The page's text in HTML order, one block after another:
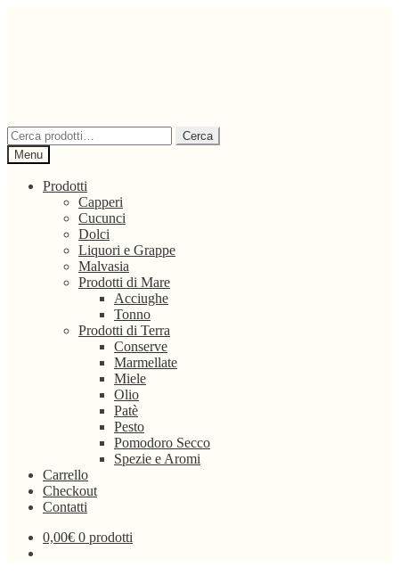
Cerca:
Cerca
Menu
Prodotti
Capperi
Cucunci
Dolci
Liquori e Grappe
Malvasia
Prodotti di Mare
Acciughe
Tonno
Prodotti di Terra
Conserve
Marmellate
Miele
Olio
Patè
Pesto
Pomodoro Secco
Spezie e Aromi
Carrello
Checkout
Contatti
0,00€ 0 prodotti